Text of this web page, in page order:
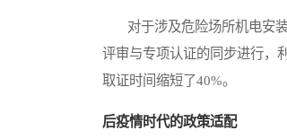
对于涉及危险场所机电安装
评审与专项认证的同步进行，
取证时间缩短了40%。
后疫情时代的政策适配